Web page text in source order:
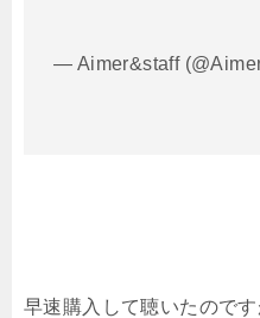
— Aimer&staff
早速購入して聴いたので